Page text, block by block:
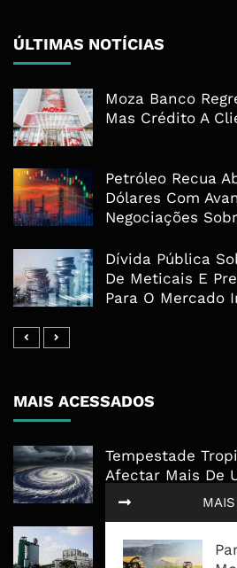
ÚLTIMAS NOTÍCIAS
Moza Banco
Mas Crédito A
Petróleo Recua
Dólares Com
Negociações
Dívida Pública
De Meticais E
Para O Mercado
MAIS ACESSADOS
Tempestade
Afectar Mais De
Pessoas No
Governo admite
para a Mozal